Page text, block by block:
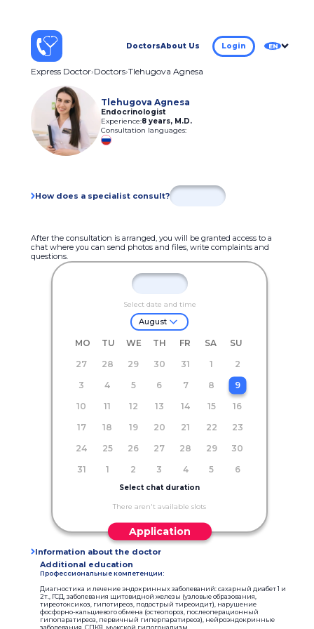
DoctorsAbout Us Login EN
Express Doctor Doctors Tlehugova Agnesa
Tlehugova Agnesa
Endocrinologist
Experience:8 years, M.D.
Consultation languages:
How does a specialist consult?
After the consultation is arranged, you will be granted access to a
chat where you can send photos and files, write complaints and
questions.
Select date and time
August
MO TU WE TH FR SA
SU
27
28 29 30 31 1
2
3
4 5 6 7 8
9
10
11 12 13 14 15
16
17
18 19 20 21 22
23
24
25 26 27 28 29
30
31
1 2 3 4 5 6
Select chat duration
There aren't available slots
Application
Information about the doctor
Additional education
Профессиональные компетенции:
Диагностика и лечение эндокринных заболеваний: сахарный диабет 1 и
2т., ГСД, заболевания щитовидной железы (узловые образования,
тиреотоксикоз, гипотиреоз, подострый тиреоидит), нарушение
фосфорно-кальциевого обмена (остеопороз, послеоперационный
гипопаратиреоз, первичный гиперпаратиреоз), нейроэндокринные
заболевания, СПКЯ, мужской гипогонадизм.